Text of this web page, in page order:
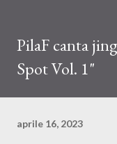
PilaF canta
Spot Vol. 1"
aprile 16, 2023